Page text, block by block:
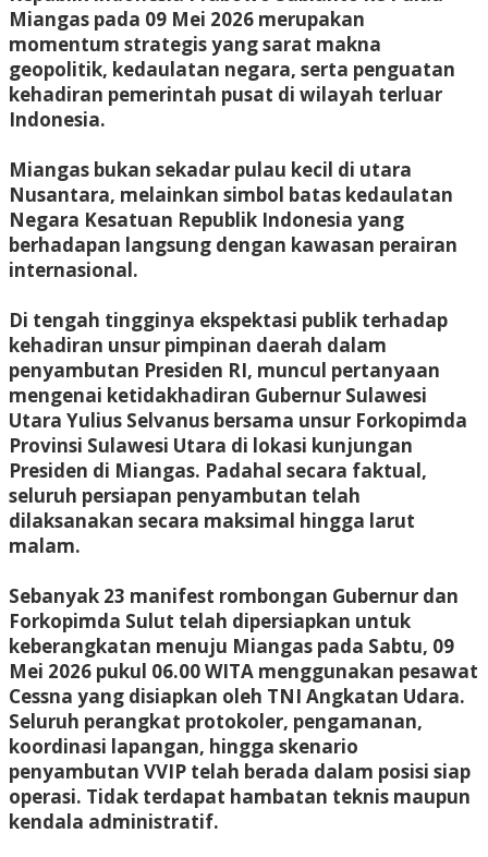
Miangas pada 09 Mei 2026 merupakan
momentum strategis yang sarat makna
geopolitik, kedaulatan negara, serta penguatan
kehadiran pemerintah pusat di wilayah terluar
Indonesia.
Miangas bukan sekadar pulau kecil di utara
Nusantara, melainkan simbol batas kedaulatan
Negara Kesatuan Republik Indonesia yang
berhadapan langsung dengan kawasan perairan
internasional.
Di tengah tingginya ekspektasi publik terhadap
kehadiran unsur pimpinan daerah dalam
penyambutan Presiden RI, muncul pertanyaan
mengenai ketidakhadiran Gubernur Sulawesi
Utara Yulius Selvanus bersama unsur Forkopimda
Provinsi Sulawesi Utara di lokasi kunjungan
Presiden di Miangas. Padahal secara faktual,
seluruh persiapan penyambutan telah
dilaksanakan secara maksimal hingga larut
malam.
Sebanyak 23 manifest rombongan Gubernur dan
Forkopimda Sulut telah dipersiapkan untuk
keberangkatan menuju Miangas pada Sabtu, 09
Mei 2026 pukul 06.00 WITA menggunakan pesawat
Cessna yang disiapkan oleh TNI Angkatan Udara.
Seluruh perangkat protokoler, pengamanan,
koordinasi lapangan, hingga skenario
penyambutan VVIP telah berada dalam posisi siap
operasi. Tidak terdapat hambatan teknis maupun
kendala administratif.